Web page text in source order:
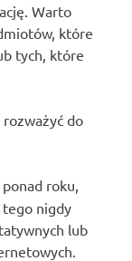
Warto
które
tych, które
do
roku,
tego nigdy
lub